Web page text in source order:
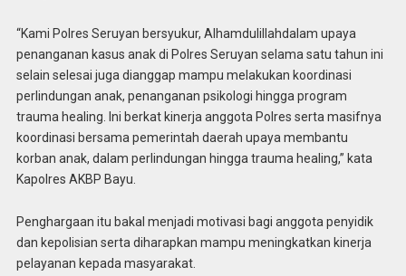
“Kami Polres Seruyan bersyukur, Alhamdulillahdalam upaya
penanganan kasus anak di Polres Seruyan selama satu tahun ini
selain selesai juga dianggap mampu melakukan koordinasi
perlindungan anak, penanganan psikologi hingga program
trauma healing. Ini berkat kinerja anggota Polres serta masifnya
koordinasi bersama pemerintah daerah upaya membantu
korban anak, dalam perlindungan hingga trauma healing,” kata
Kapolres AKBP Bayu.
Penghargaan itu bakal menjadi motivasi bagi anggota penyidik
dan kepolisian serta diharapkan mampu meningkatkan kinerja
pelayanan kepada masyarakat.